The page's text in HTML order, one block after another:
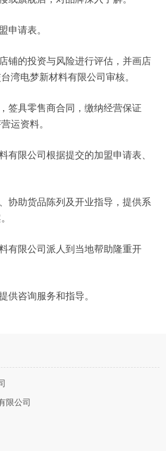
申请表。
铺的投资与风险进行评估，并画店
湾电梦新材料有限公司审核。
签具零售商合同，缴纳经营保证
运资料。
有限公司根据提交的加盟申请表、
协助货品陈列及开业指导，提供系
有限公司派人到当地帮助隆重开
供咨询服务和指导。
限公司